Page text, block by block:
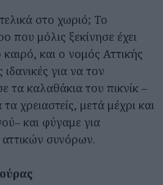
στο χωριό; Το
που μόλις ξεκίνησε έχει
και ο νομός Αττικής
ιδανικές για να τον
τα καλαθάκια του πικνίκ –
χρειαστείς, μετά μέχρι και
και φύγαμε για
συνόρων.